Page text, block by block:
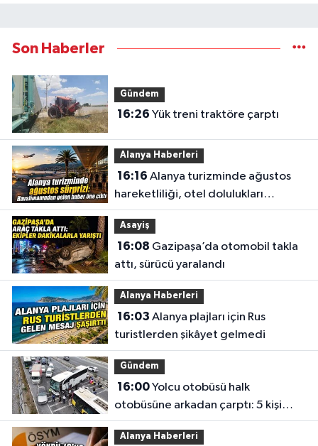
Son Haberler
Gündem
16:26 Yük treni traktöre çarptı
Alanya Haberleri
16:16
hareketliliği, otel dolulukları
yükseldi
Asayiş
16:08
attı, sürücü yaralandı
Alanya Haberleri
16:03
turistlerden şikâyet gelmedi
Gündem
16:00Yolcu otobüsü halk
otobüsüne arkadan çarptı: 5 kişi
yaralandı
Alanya Haberleri